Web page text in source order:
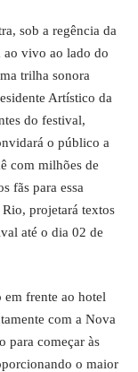
sob a regência da
ao vivo ao lado do
trilha sonora
Artístico da
do festival,
o público a
com milhões de
fãs para essa
Rio, projetará textos
até o dia 02 de
frente ao hotel
com a Nova
para começar às
o maior